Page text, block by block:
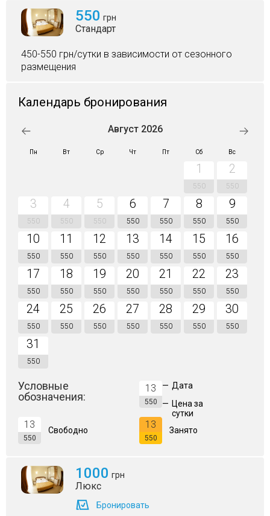
550 грн
Стандарт
450-550 грн/сутки в зависимости от сезонного
размещения
Календарь бронирования
Август 2026
Пн Вт Ср Чт Пт Сб Вс
1
550
2
550
3
550
4
550
5
550
6
550
7
550
8
550
9
550
10
550
11
550
12
550
13
550
14
550
15
550
16
550
17
550
18
550
19
550
20
550
21
550
22
550
23
550
24
550
25
550
26
550
27
550
28
550
29
550
30
550
31
550
Условные
обозначения:
13
550
— Дата
— Цена за
сутки
13
550
Свободно
13
550
Занято
1000 грн
Люкс
Бронировать